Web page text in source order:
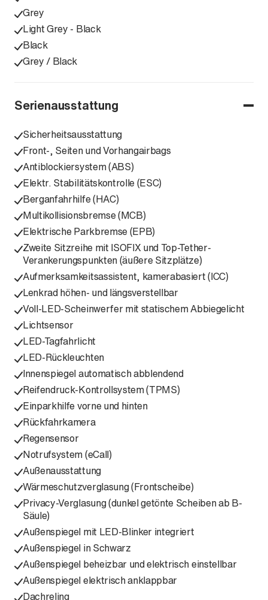
Grey
Light Grey - Black
Black
Grey / Black
Serienausstattung
Sicherheitsausstattung
Front-, Seiten und Vorhangairbags
Antiblockiersystem (ABS)
Elektr. Stabilitätskontrolle (ESC)
Berganfahrhilfe (HAC)
Multikollisionsbremse (MCB)
Elektrische Parkbremse (EPB)
Zweite Sitzreihe mit ISOFIX und Top-Tether-
Verankerungspunkten (äußere Sitzplätze)
Aufmerksamkeitsassistent, kamerabasiert (ICC)
Lenkrad höhen- und längsverstellbar
Voll-LED-Scheinwerfer mit statischem Abbiegelicht
Lichtsensor
LED-Tagfahrlicht
LED-Rückleuchten
Innenspiegel automatisch abblendend
Reifendruck-Kontrollsystem (TPMS)
Einparkhilfe vorne und hinten
Rückfahrkamera
Regensensor
Notrufsystem (eCall)
Außenausstattung
Wärmeschutzverglasung (Frontscheibe)
Privacy-Verglasung (dunkel getönte Scheiben ab B-
Säule)
Außenspiegel mit LED-Blinker integriert
Außenspiegel in Schwarz
Außenspiegel beheizbar und elektrisch einstellbar
Außenspiegel elektrisch anklappbar
Dachreling